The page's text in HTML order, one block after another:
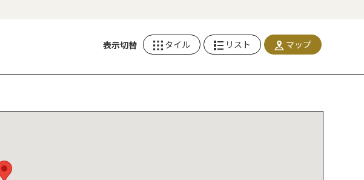
表示切替 タイル リスト マップ